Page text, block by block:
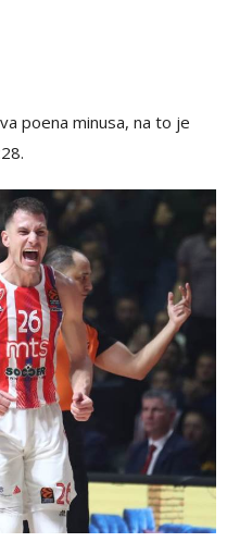
poena minusa, na to je